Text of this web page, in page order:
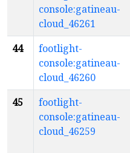
console:gatineau-
cloud_46261
44
footlight-
console:gatineau-
cloud_46260
45
footlight-
console:gatineau-
cloud_46259